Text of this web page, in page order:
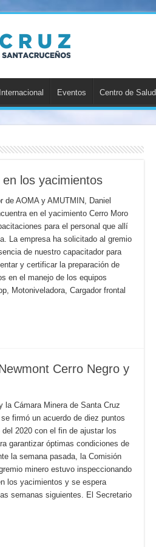
Internacional Eventos Centro de Salud
los yacimientos
de AOMA y AMUTMIN, Daniel
en el yacimiento Cerro Moro
para el personal que allí
La empresa ha solicitado al gremio
de nuestro capacitador para
y certificar la preparación de
en el manejo de los equipos
Motoniveladora, Cargador frontal
Cerro Negro y
la Cámara Minera de Santa Cruz
firmó un acuerdo de diez puntos
del 2020 con el fin de ajustar los
garantizar óptimas condiciones de
la semana pasada, la Comisión
minero estuvo inspeccionando
los yacimientos y se espera
semanas siguientes. El Secretario